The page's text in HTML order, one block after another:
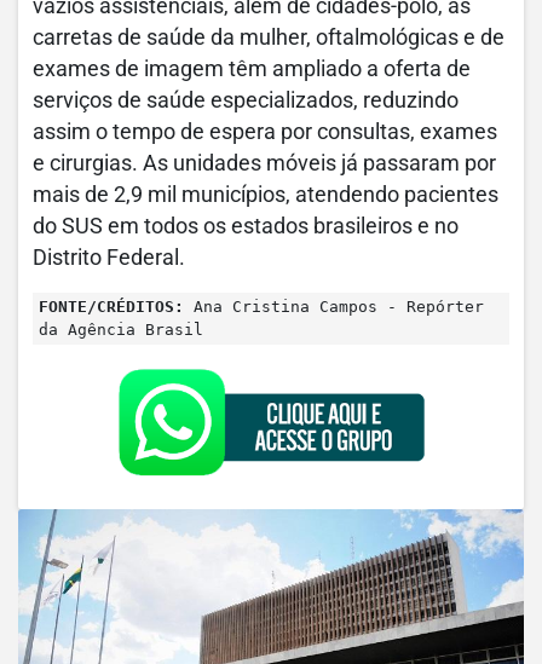
vazios assistenciais, além de cidades-polo, as
carretas de saúde da mulher, oftalmológicas e de
exames de imagem têm ampliado a oferta de
serviços de saúde especializados, reduzindo
assim o tempo de espera por consultas, exames
e cirurgias. As unidades móveis já passaram por
mais de 2,9 mil municípios, atendendo pacientes
do SUS em todos os estados brasileiros e no
Distrito Federal.
FONTE/CRÉDITOS:
Ana Cristina Campos - Repórter
da Agência Brasil